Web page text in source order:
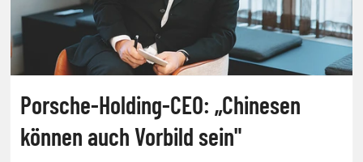
Porsche-Holding-CEO: „Chinesen
können auch Vorbild sein"